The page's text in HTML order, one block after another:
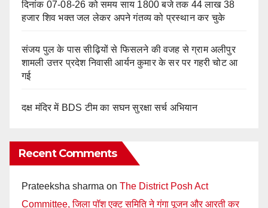
दिनांक 07-08-26 को समय साय 1800 बजे तक 44 लाख 38
हजार शिव भक्त जल लेकर अपने गंतव्य को प्रस्थान कर चुके
संजय पुल के पास सीढ़ियों से फिसलने की वजह से ग्राम अलीपुर
शामली उत्तर प्रदेश निवासी आर्यन कुमार के सर पर गहरी चोट आ
गई
दक्ष मंदिर में BDS टीम का सघन सुरक्षा सर्च अभियान
Recent Comments
Prateeksha sharma on The District Posh Act
Committee, जिला पॉश एक्ट समिति ने गंगा पूजन और आरती कर